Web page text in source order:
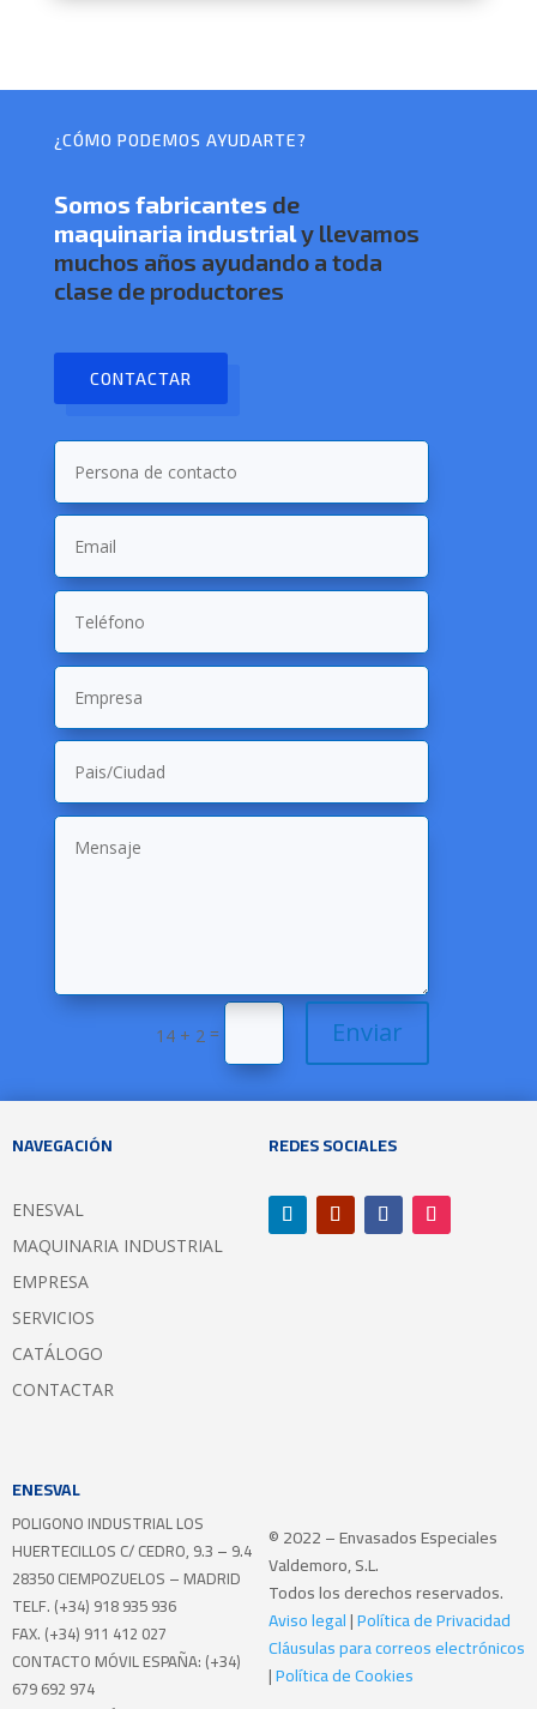
¿CÓMO PODEMOS AYUDARTE?
Somos fabricantes de
maquinaria industrialy llevamos
muchos años ayudando a toda
clase de productores
CONTACTAR
14 + 2 = Enviar
NAVEGACIÓN
ENESVAL
MAQUINARIA INDUSTRIAL
EMPRESA
SERVICIOS
CATÁLOGO
CONTACTAR
REDES SOCIALES
ENESVAL
POLIGONO INDUSTRIAL LOS
HUERTECILLOS C/ CEDRO, 9.3 – 9.4
28350 CIEMPOZUELOS – MADRID
TELF. (+34) 918 935 936
FAX. (+34) 911 412 027
CONTACTO MÓVIL ESPAÑA: (+34)
679 692 974
© 2022 – Envasados Especiales
Valdemoro, S.L.
Todos los derechos reservados.
Aviso legal|Política de Privacidad
Cláusulas para correos electrónicos
|Política de Cookies